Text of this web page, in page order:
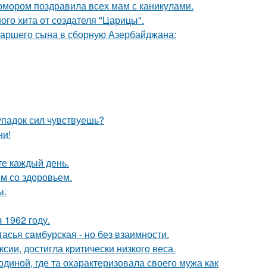
поздравила всех мам с каникулами.
хита от создателя "Царицы".
сына в сборную Азербайджана:
сил чувствуешь?
каждый день.
со здоровьем.
году.
самбурская - но без взаимности.
достигла критически низкого веса.
где та охарактеризовала своего мужа как